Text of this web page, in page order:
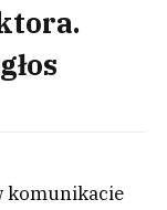
komunikacie